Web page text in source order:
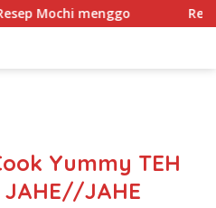
menggo Resep
Yummy TEH
JAHE//JAHE